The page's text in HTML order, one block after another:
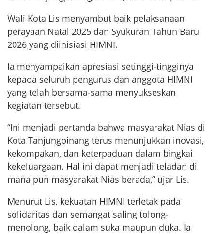
Wali Kota Lis menyambut baik pelaksanaan
perayaan Natal 2025 dan Syukuran Tahun Baru
2026 yang diinisiasi HIMNI.
Ia menyampaikan apresiasi setinggi-tingginya
kepada seluruh pengurus dan anggota HIMNI
yang telah bersama-sama menyukseskan
kegiatan tersebut.
“Ini menjadi pertanda bahwa masyarakat Nias di
Kota Tanjungpinang terus menunjukkan inovasi,
kekompakan, dan keterpaduan dalam bingkai
kekeluargaan. Hal ini dapat menjadi teladan di
mana pun masyarakat Nias berada,” ujar Lis.
Menurut Lis, kekuatan HIMNI terletak pada
solidaritas dan semangat saling tolong-
menolong, baik dalam suka maupun duka. Ia